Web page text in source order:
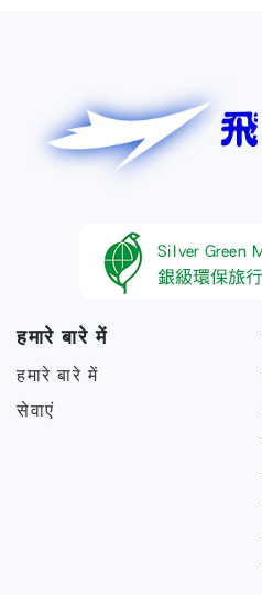
हमारे बारे में
हमारे बारे में
सेवाएं